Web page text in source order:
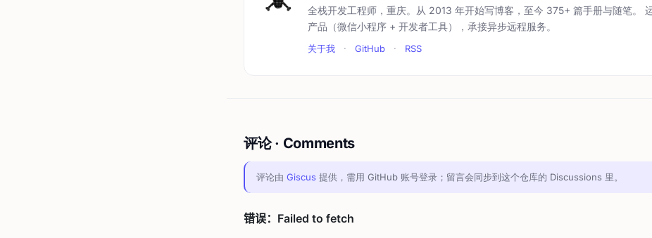
全栈开发工程师，重庆。从 2013 年开始写博客，至今 375+ 篇手册与随笔。
产品（微信小程序 + 开发者工具），承接异步远程服务。
关于我 · GitHub · RSS
评论 · Comments
评论由 Giscus 提供，需用 GitHub 账号登录；留言会同步到这个仓库的 Discussions 里。